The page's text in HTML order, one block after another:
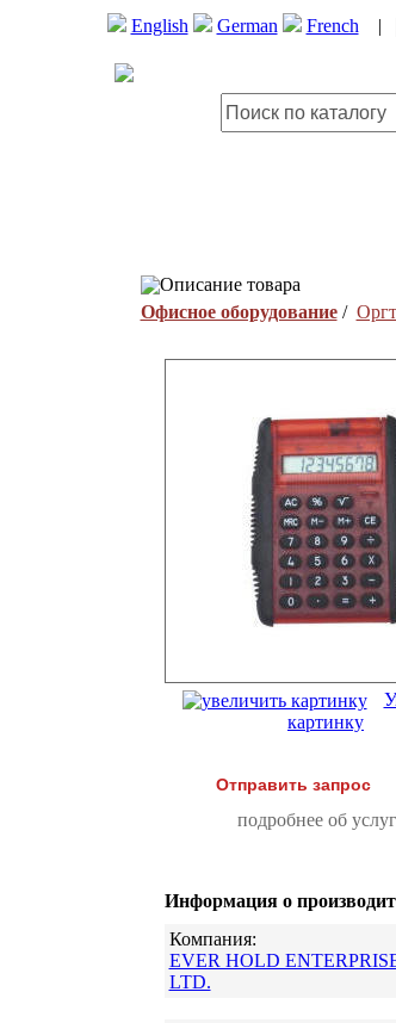
English German French |
Описание товара
Офисное оборудование/
картинку
Отправить запрос
подробнее об
Информация о
Компания:
EVER HOLD
LTD.